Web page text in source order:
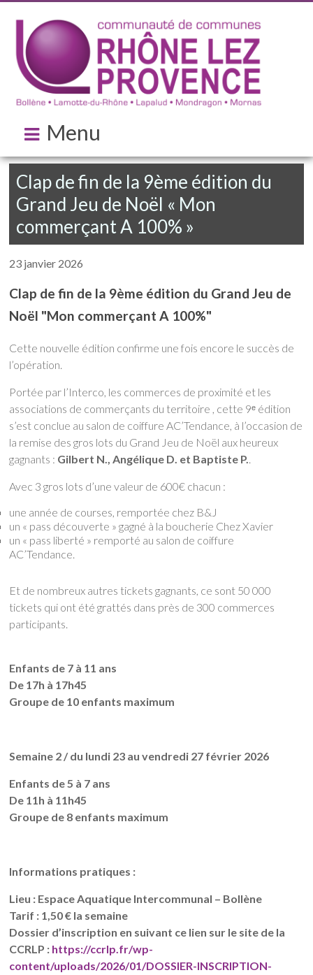
Menu
Clap de fin de la 9ème édition du
Grand Jeu de Noël « Mon
commerçant A 100% »
23 janvier 2026
Clap de fin de la 9ème édition du Grand Jeu de
Noël "Mon commerçant A 100%"
Cette nouvelle édition confirme une fois encore le succès de
l’opération.
Portée par l’Interco, les commerces de proximité et les
associations de commerçants du territoire , cette 9ᵉ édition
s’est conclue au salon de coiffure AC’Tendance, à l’occasion de
la remise des gros lots du Grand Jeu de Noël aux heureux
gagnants : Gilbert N., Angélique D. et Baptiste P..
Avec 3 gros lots d’une valeur de 600€ chacun :
une année de courses, remportée chez B&J
un « pass découverte » gagné à la boucherie Chez Xavier
un « pass liberté » remporté au salon de coiffure
AC’Tendance.
Et de nombreux autres tickets gagnants, ce sont 50 000
tickets qui ont été grattés dans près de 300 commerces
participants.
Enfants de 7 à 11 ans
De 17h à 17h45
Groupe de 10 enfants maximum
Semaine 2 / du lundi 23 au vendredi 27 février 2026
Enfants de 5 à 7 ans
De 11h à 11h45
Groupe de 8 enfants maximum
Informations pratiques :
Lieu : Espace Aquatique Intercommunal – Bollène
Tarif : 1,50 € la semaine
Dossier d’inscription en suivant ce lien sur le site de la
CCRLP : https://ccrlp.fr/wp-
content/uploads/2026/01/DOSSIER-INSCRIPTION-